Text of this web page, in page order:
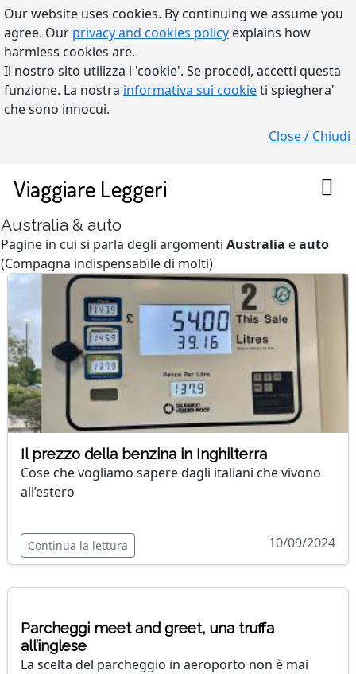
Our website uses cookies. By continuing we assume you
agree. Our privacy and cookies policy explains how
harmless cookies are.
Il nostro sito utilizza i 'cookie'. Se procedi, accetti questa
funzione. La nostra informativa sui cookieti spieghera'
che sono innocui.
Close / Chiudi
Viaggiare Leggeri
Australia & auto
Pagine in cui si parla degli argomenti Australia eauto
(Compagna indispensabile di molti)
Il prezzo della benzina in Inghilterra
Cose che vogliamo sapere dagli italiani che vivono
all’estero
Continua la lettura 10/09/2024
Parcheggi meet and greet, una truffa
all’inglese
La scelta del parcheggio in aeroporto non è mai